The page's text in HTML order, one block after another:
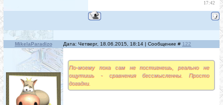
17:42
MikelaParadizo Дата: Четверг, 18.06.2015, 18:14 | Сообщение # 122
По-моему пока сам не постигнешь, реально не
ощутишь - сравнения бессмысленны. Просто
догадки.